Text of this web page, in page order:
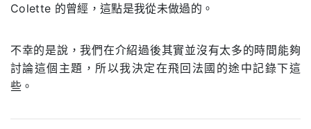
Colette 的曾經，這點是我從未做過的。
不幸的是說，我們在介紹過後其實並沒有太多的時間能夠
討論這個主題，所以我決定在飛回法國的途中記錄下這
些。